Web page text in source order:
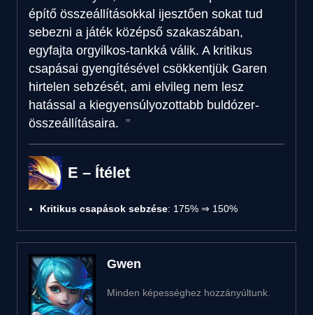
építő összeállításokkal ijesztően sokat tud
sebezni a játék középső szakaszában,
egyfajta orgyilkos-tankká válik. A kritikus
csapásai gyengítésével csökkentjük Garen
hirtelen sebzését, ami elvileg nem lesz
hatással a kiegyensúlyozottabb buldózer-
összeállításaira.
E – Ítélet
Kritikus csapások sebzése: 175% ⇒ 150%
Gwen
Minden képességhez hozzányúltunk.